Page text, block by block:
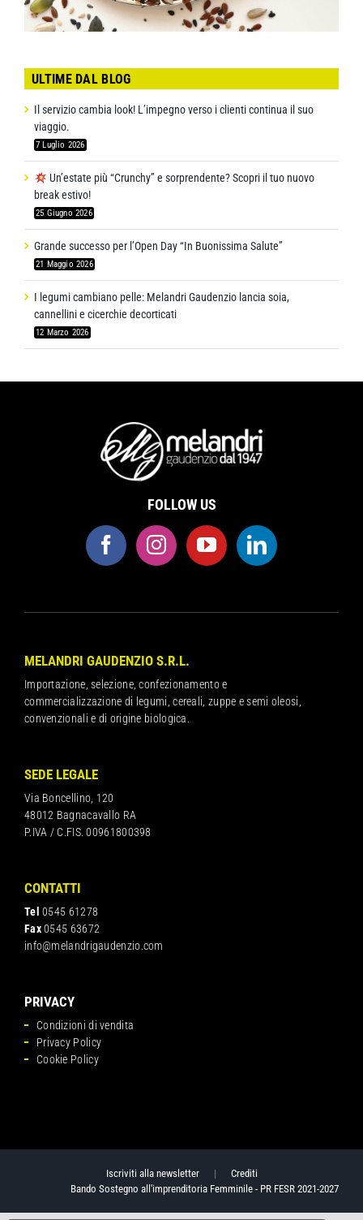
ULTIME DAL BLOG
Il servizio cambia look! L’impegno verso i clienti continua il suo
viaggio.
7 Luglio 2026
Un’estate più “Crunchy” e sorprendente? Scopri il tuo nuovo
break estivo!
25 Giugno 2026
Grande successo per l’Open Day “In Buonissima Salute”
21 Maggio 2026
I legumi cambiano pelle: Melandri Gaudenzio lancia soia,
cannellini e cicerchie decorticati
12 Marzo 2026
FOLLOW US
MELANDRI GAUDENZIO S.R.L.
Importazione, selezione, confezionamento e
commercializzazione di legumi, cereali, zuppe e semi oleosi,
convenzionali e di origine biologica.
SEDE LEGALE
Via Boncellino, 120
48012 Bagnacavallo RA
P.IVA / C.FIS. 00961800398
CONTATTI
Tel 0545 61278
Fax0545 63672
info@melandrigaudenzio.com
PRIVACY
Condizioni di vendita
Privacy Policy
Cookie Policy
Iscriviti alla newsletter| Crediti
Bando Sostegno all'imprenditoria Femminile - PR FESR 2021-2027